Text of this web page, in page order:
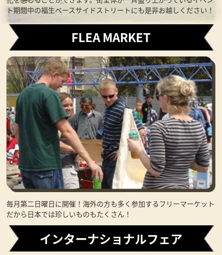
ト期間中の福生ベースサイドストリートにも是非お越しください！
FLEA MARKET
毎月第二日曜日に開催！海外の方も多く参加するフリーマーケット
だから日本では珍しいものもたくさん！
インターナショナルフェア